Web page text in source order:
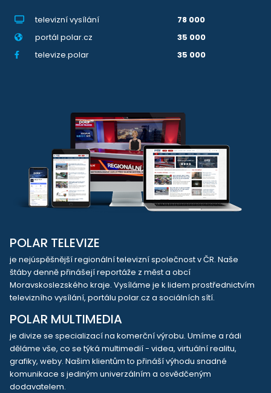
televizní vysílání
78 000
portál polar.cz
35 000
televize.polar
35 000
POLAR TELEVIZE
je nejúspěšnější regionální televizní společnost v ČR. Naše
štáby denně přinášejí reportáže z měst a obcí
Moravskoslezského kraje. Vysíláme je k lidem prostřednictvím
televizního vysílání, portálu polar.cz a sociálních sítí.
POLAR MULTIMEDIA
je divize se specializací na komerční výrobu. Umíme a rádi
děláme vše, co se týká multimedií - videa, virtuální realitu,
grafiky, weby. Našim klientům to přináší výhodu snadné
komunikace s jediným univerzálním a osvědčeným
dodavatelem.